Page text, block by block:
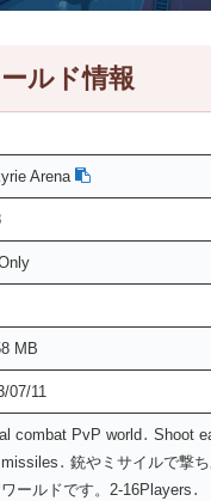
ルド情報
Arena
MB
07/11
combat PvP world․ Shoot
銃やミサイルで撃
ールドです。2-16Players․